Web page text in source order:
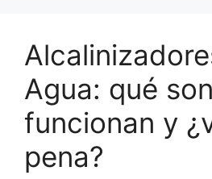
Agua: qué
funcionan y
pena?